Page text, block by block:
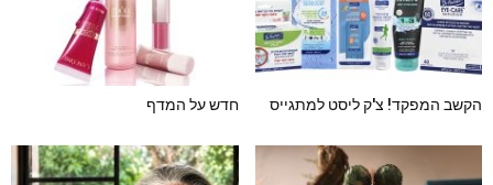
הקשב המפקד! צ'ק ליסט למתגייס חדש על המדף